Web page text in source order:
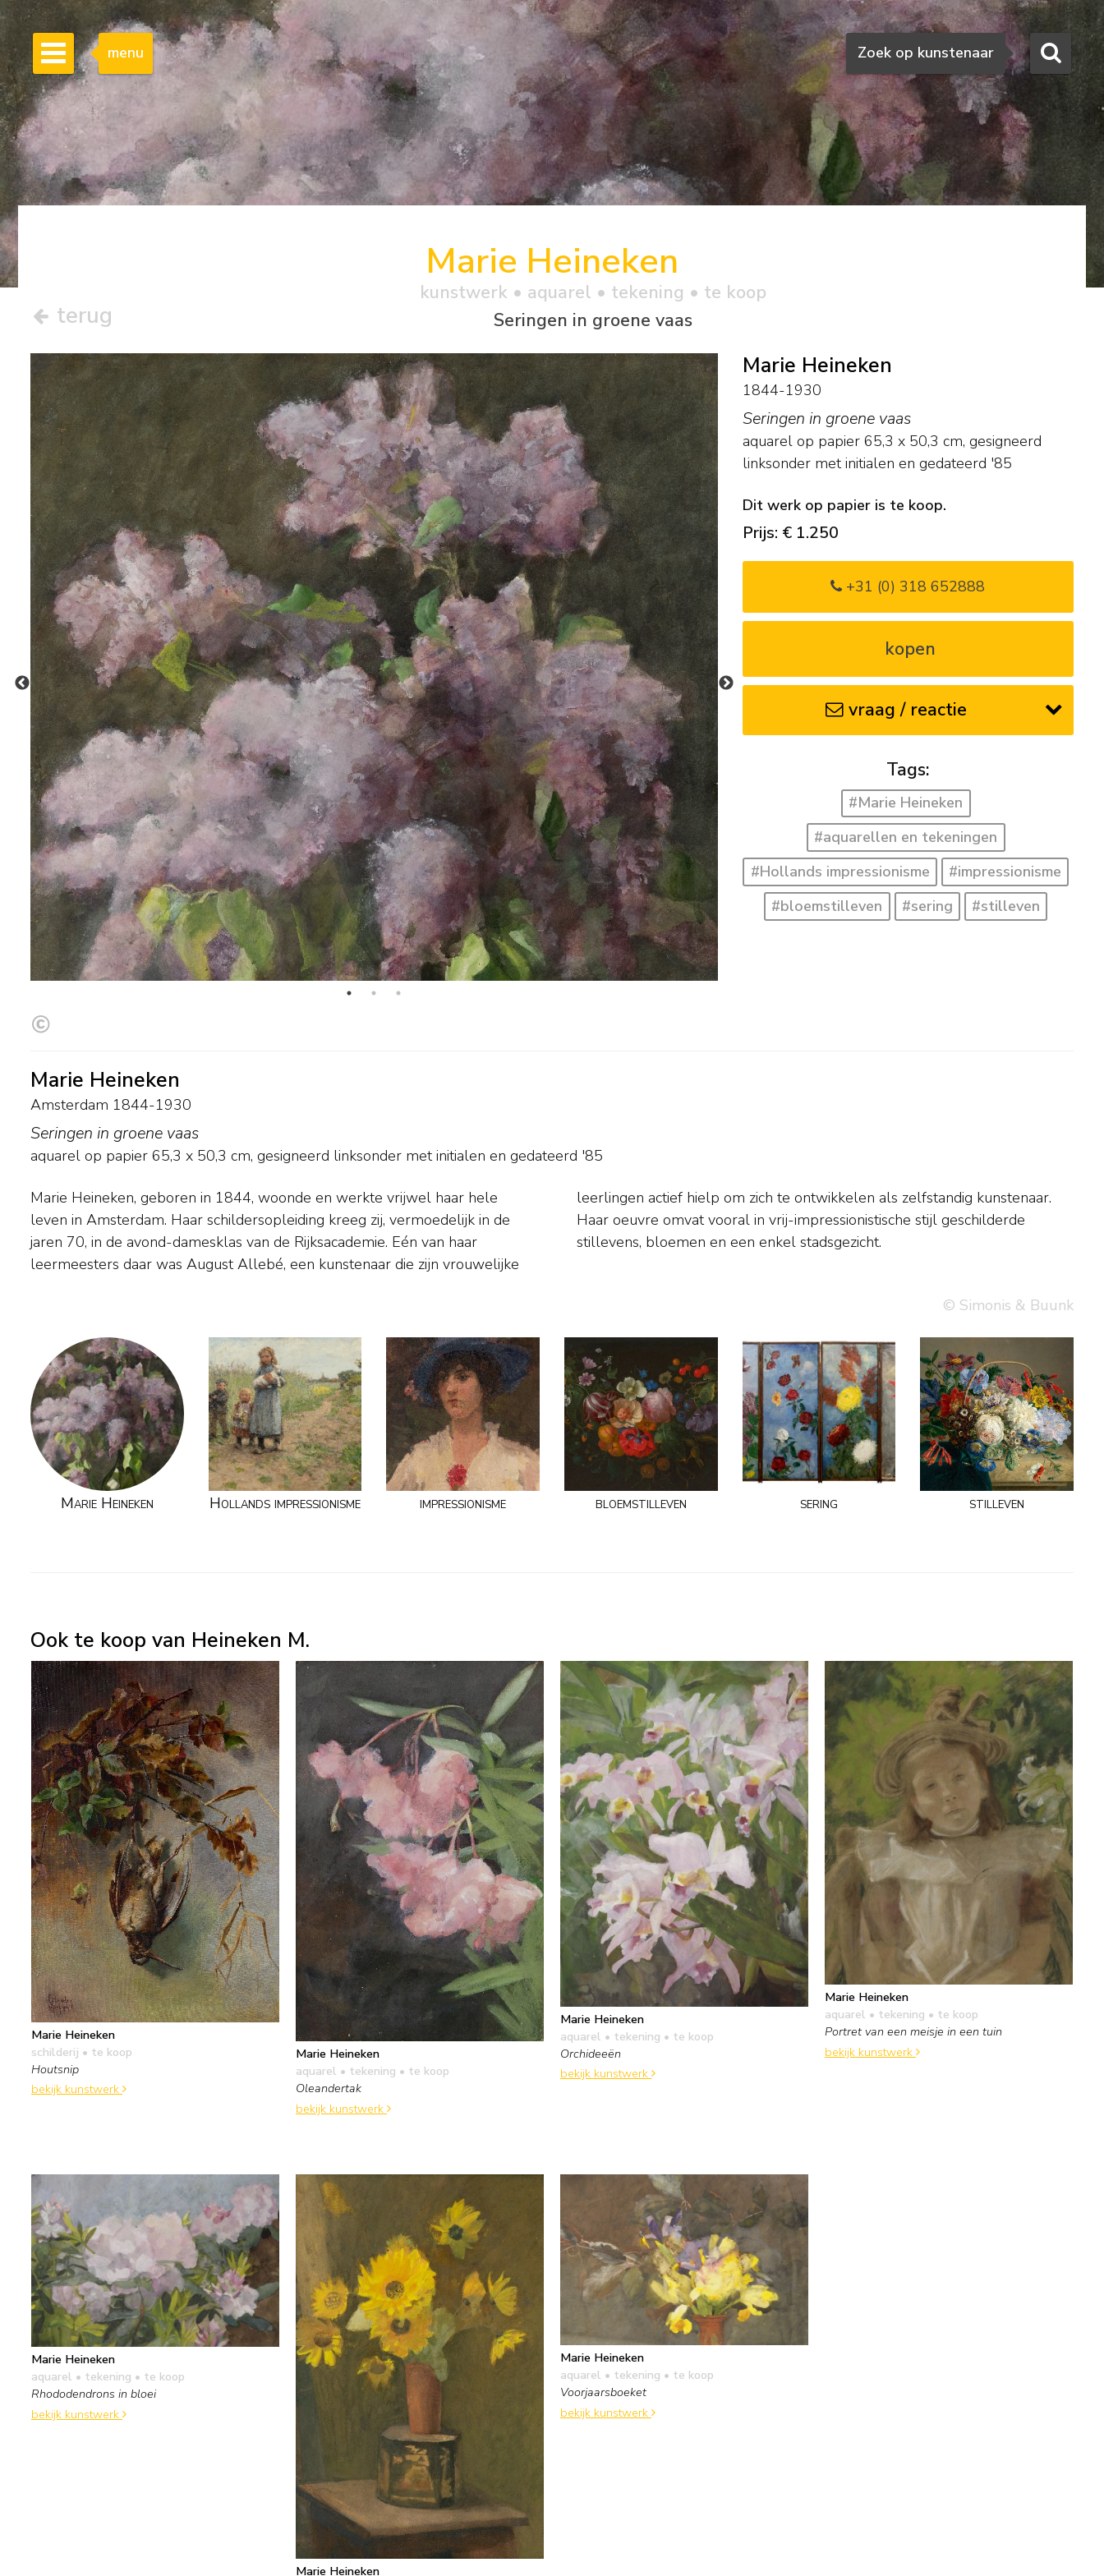
Zoeken
Zoek op kunstenaar
menu
terug
Marie Heineken
kunstwerk • aquarel • tekening • te koop
Seringen in groene vaas
Marie Heineken
1844-1930
Seringen in groene vaas
aquarel op papier 65,3 x 50,3 cm, gesigneerd
linksonder met initialen en gedateerd '85
Dit werk op papier is te koop.
Prijs: € 1.250
+31 (0) 318 652888
kopen
vraag / reactie
Tags:
#Marie Heineken
#aquarellen en tekeningen
#Hollands impressionisme
#impressionisme
#bloemstilleven
#sering #stilleven
Marie Heineken
Amsterdam 1844-1930
Seringen in groene vaas
aquarel op papier 65,3 x 50,3 cm, gesigneerd linksonder met initialen en gedateerd '85
Marie Heineken, geboren in 1844, woonde en werkte vrijwel haar hele
leven in Amsterdam. Haar schildersopleiding kreeg zij, vermoedelijk in de
jaren 70, in de avond-damesklas van de Rijksacademie. Eén van haar
leermeesters daar was August Allebé, een kunstenaar die zijn vrouwelijke
leerlingen actief hielp om zich te ontwikkelen als zelfstandig kunstenaar.
Haar oeuvre omvat vooral in vrij-impressionistische stijl geschilderde
stillevens, bloemen en een enkel stadsgezicht.
© Simonis & Buunk
Marie Heineken Hollands impressionisme impressionisme bloemstilleven sering stilleven
Ook te koop van Heineken M.
Marie Heineken
schilderij • te koop
Houtsnip
bekijk kunstwerk
Marie Heineken
aquarel • tekening • te koop
Oleandertak
bekijk kunstwerk
Marie Heineken
aquarel • tekening • te koop
Orchideeën
bekijk kunstwerk
Marie Heineken
aquarel • tekening • te koop
Portret van een meisje in een tuin
bekijk kunstwerk
Marie Heineken
aquarel • tekening • te koop
Rhododendrons in bloei
bekijk kunstwerk
Marie Heineken
Marie Heineken
aquarel • tekening • te koop
Voorjaarsboeket
bekijk kunstwerk